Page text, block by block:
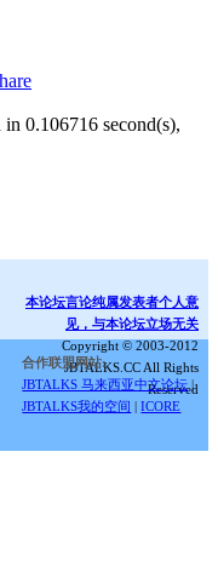
in 0.106716 second(s),
本论坛言论纯属发表者个人意
见，与本论坛立场无关
Copyright © 2003-2012
JBTALKS.CC All Rights
Reserved
合作联盟网站:
JBTALKS 马来西亚中文论坛 |
JBTALKS我的空间 |ICORE